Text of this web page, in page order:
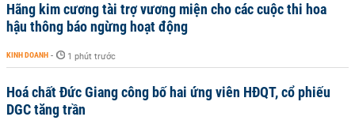
Hãng kim cương tài trợ vương miện cho các cuộc thi hoa
hậu thông báo ngừng hoạt động
KINH DOANH - 1 phút trước
Hoá chất Đức Giang công bố hai ứng viên HĐQT, cổ phiếu
DGC tăng trần